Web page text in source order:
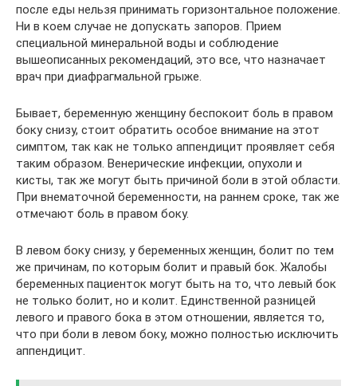
после еды нельзя принимать горизонтальное положение.
Ни в коем случае не допускать запоров. Прием
специальной минеральной воды и соблюдение
вышеописанных рекомендаций, это все, что назначает
врач при диафрагмальной грыже.
Бывает, беременную женщину беспокоит боль в правом
боку снизу, стоит обратить особое внимание на этот
симптом, так как не только аппендицит проявляет себя
таким образом. Венерические инфекции, опухоли и
кисты, так же могут быть причиной боли в этой области.
При внематочной беременности, на раннем сроке, так же
отмечают боль в правом боку.
В левом боку снизу, у беременных женщин, болит по тем
же причинам, по которым болит и правый бок. Жалобы
беременных пациенток могут быть на то, что левый бок
не только болит, но и колит. Единственной разницей
левого и правого бока в этом отношении, является то,
что при боли в левом боку, можно полностью исключить
аппендицит.